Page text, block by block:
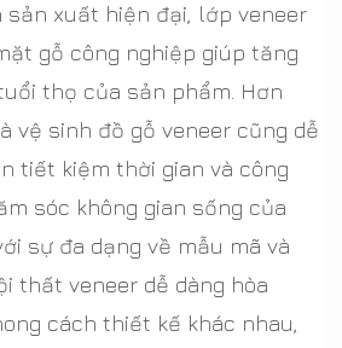
sản xuất hiện đại, lớp veneer
gỗ công nghiệp giúp tăng
thọ của sản phẩm. Hơn
vệ sinh đồ gỗ veneer cũng dễ
tiết kiệm thời gian và công
sóc không gian sống của
sự đa dạng về mẫu mã và
thất veneer dễ dàng hòa
cách thiết kế khác nhau,